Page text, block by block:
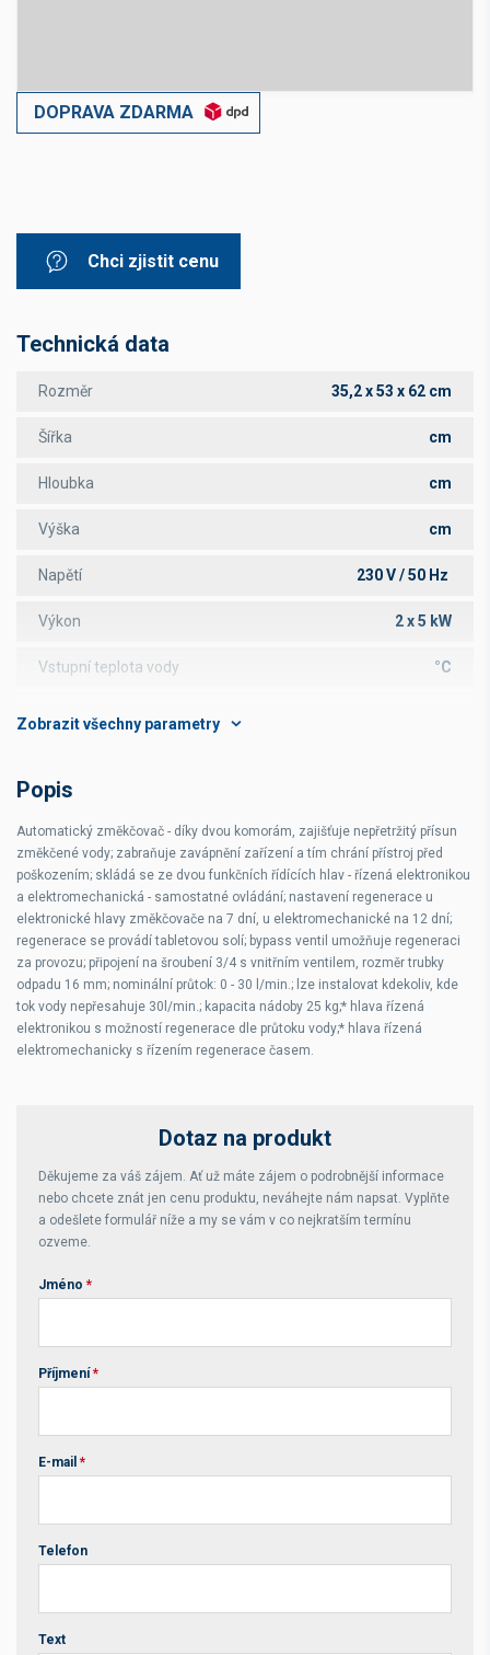
DOPRAVA ZDARMA
Chci zjistit cenu
Technická data
Rozměr 35,2 x 53 x 62 cm
Šířka cm
Hloubka cm
Výška cm
Napětí 230 V / 50 Hz
Výkon 2 x 5 kW
Vstupní teplota vody °C
Popis
Automatický změkčovač - díky dvou komorám, zajišťuje nepřetržitý přísun
změkčené vody; zabraňuje zavápnění zařízení a tím chrání přístroj před
poškozením; skládá se ze dvou funkčních řídících hlav - řízená elektronikou
a elektromechanická - samostatné ovládání; nastavení regenerace u
elektronické hlavy změkčovače na 7 dní, u elektromechanické na 12 dní;
regenerace se provádí tabletovou solí; bypass ventil umožňuje regeneraci
za provozu; připojení na šroubení 3/4 s vnitřním ventilem, rozměr trubky
odpadu 16 mm; nominální průtok: 0 - 30 l/min.; lze instalovat kdekoliv, kde
tok vody nepřesahuje 30l/min.; kapacita nádoby 25 kg;* hlava řízená
elektronikou s možností regenerace dle průtoku vody;* hlava řízená
elektromechanicky s řízením regenerace časem.
Dotaz na produkt
Děkujeme za váš zájem. Ať už máte zájem o podrobnější informace
nebo chcete znát jen cenu produktu, neváhejte nám napsat. Vyplňte
a odešlete formulář níže a my se vám v co nejkratším termínu
ozveme.
Jméno *
Příjmení *
E-mail *
Telefon
Text